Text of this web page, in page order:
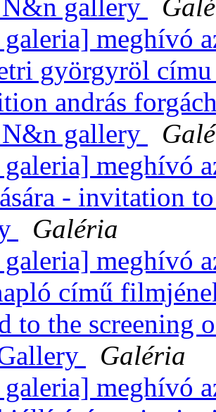
gallery
meghívó
györgyröl
andrás
gallery
meghívó
- invitation
Galéria
meghívó
című
to the screening
Galéria
meghívó